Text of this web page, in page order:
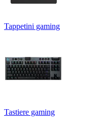
Tappetini gaming
Tastiere gaming